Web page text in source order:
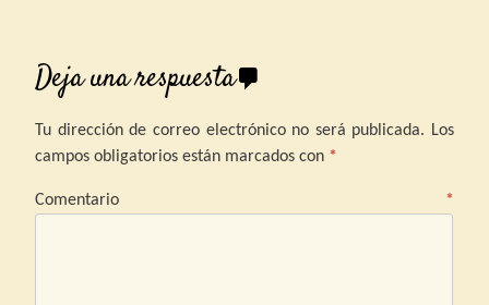
Deja una respuesta
Tu dirección de correo electrónico no será publicada. Los
campos obligatorios están marcados con *
Comentario *